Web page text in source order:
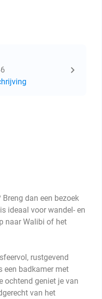
dan een bezoek
ideaal voor wandel- en
naar Walibi of het
rustgevend
een badkamer met
ochtend geniet je van
van het